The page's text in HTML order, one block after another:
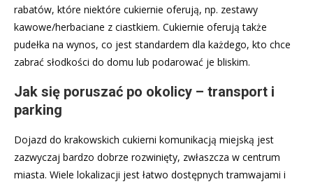
rabatów, które niektóre cukiernie oferują, np. zestawy
kawowe/herbaciane z ciastkiem. Cukiernie oferują także
pudełka na wynos, co jest standardem dla każdego, kto chce
zabrać słodkości do domu lub podarować je bliskim.
Jak się poruszać po okolicy – transport i
parking
Dojazd do krakowskich cukierni komunikacją miejską jest
zazwyczaj bardzo dobrze rozwinięty, zwłaszcza w centrum
miasta. Wiele lokalizacji jest łatwo dostępnych tramwajami i